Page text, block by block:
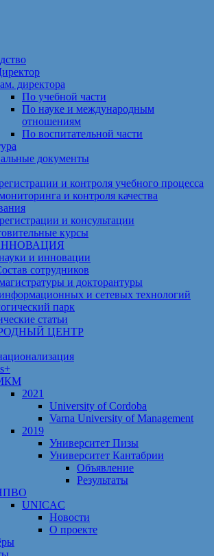
директора
По учебной части
По науке и международным
отношениям
По воспитательной части
документы
и контроля учебного процесса
и контроля качества
и консультации
курсы
и инновации
сотрудников
и докторантуры
и сетевых технологий
парк
статьи
ЦЕНТР
2021
University of Cordoba
Varna University of Management
2019
Университет Пизы
Университет Кантабрии
Объявление
Результаты
UNICAC
Новости
О проекте